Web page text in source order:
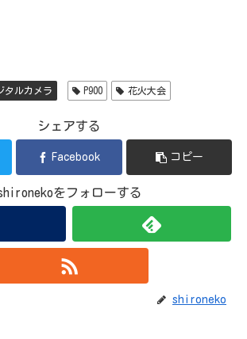
タルカメラ P900 花火大会
シェアする
Facebook コピー
をフォローする
shironeko